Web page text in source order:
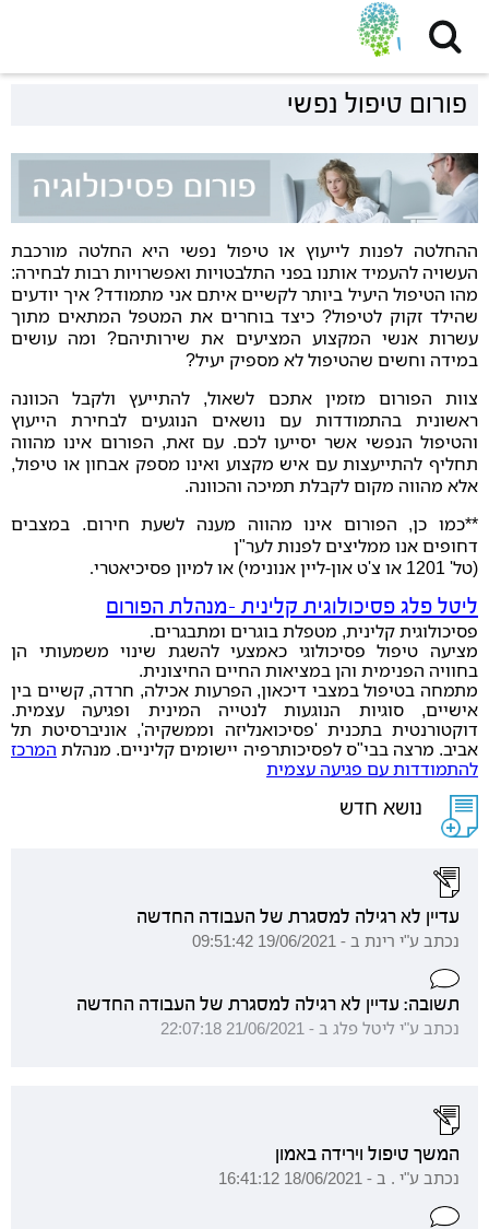
פורום טיפול נפשי
ההחלטה לפנות לייעוץ או טיפול נפשי היא החלטה מורכבת
העשויה להעמיד אותנו בפני התלבטויות ואפשרויות רבות לבחירה:
מהו הטיפול היעיל ביותר לקשיים איתם אני מתמודד? איך יודעים
שהילד זקוק לטיפול? כיצד בוחרים את המטפל המתאים מתוך
עשרות אנשי המקצוע המציעים את שירותיהם? ומה עושים
במידה וחשים שהטיפול לא מספיק יעיל?
צוות הפורום מזמין אתכם לשאול, להתייעץ ולקבל הכוונה
ראשונית בהתמודדות עם נושאים הנוגעים לבחירת הייעוץ
והטיפול הנפשי אשר יסייעו לכם. עם זאת, הפורום אינו מהווה
תחליף להתייעצות עם איש מקצוע ואינו מספק אבחון או טיפול,
אלא מהווה מקום לקבלת תמיכה והכוונה.
**כמו כן, הפורום אינו מהווה מענה לשעת חירום. במצבים
דחופים אנו ממליצים לפנות לער"ן
(טל' 1201 או צ'ט און-ליין אנונימי) או למיון פסיכיאטרי
.
ליטל פלג פסיכולוגית קלינית -מנהלת הפורום
פסיכולוגית קלינית, מטפלת בוגרים ומתבגרים.
מציעה טיפול פסיכולוגי כאמצעי להשגת שינוי משמעותי הן
בחוויה הפנימית והן במציאות החיים החיצונית.
מתמחה בטיפול במצבי דיכאון, הפרעות אכילה, חרדה, קשיים בין
אישיים, סוגיות הנוגעות לנטייה המינית ופגיעה עצמית.
דוקטורנטית בתכנית 'פסיכואנליזה וממשקיה', אוניברסיטת תל
אביב. מרצה בבי"ס לפסיכותרפיה יישומים קליניים. מנהלת המרכז
להתמודדות עם פגיעה עצמית
נושא חדש
עדיין לא רגילה למסגרת של העבודה החדשה
נכתב ע"י רינת ב - 19/06/2021 09:51:42
תשובה: עדיין לא רגילה למסגרת של העבודה החדשה
נכתב ע"י ליטל פלג ב - 21/06/2021 22:07:18
המשך טיפול וירידה באמון
נכתב ע"י . ב - 18/06/2021 16:41:12